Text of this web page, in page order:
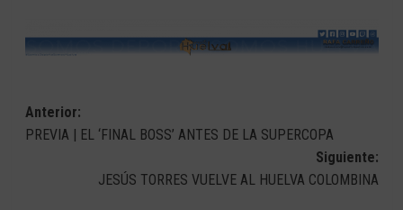
Navegación
de
entradas
Anterior:
PREVIA | EL ‘FINAL BOSS’ ANTES DE LA SUPERCOPA
Siguiente:
JESÚS TORRES VUELVE AL HUELVA COLOMBINA